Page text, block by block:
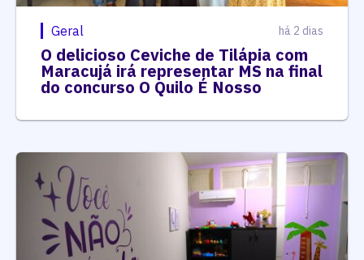
Geral há 2 dias
O delicioso Ceviche de Tilápia com
Maracujá irá representar MS na final
do concurso O Quilo É Nosso